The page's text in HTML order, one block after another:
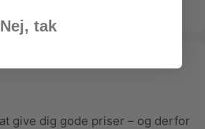
give dig gode priser – og derfor
Nej, tak